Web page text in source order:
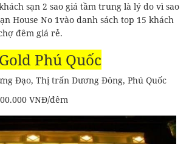
sạn 2 sao giá tầm trung là lý do vì sao
House No 1vào danh sách top 15 khách
đêm giá rẻ.
Phú Quốc
Đạo, Thị trấn Dương Đông, Phú Quốc
VNĐ/đêm